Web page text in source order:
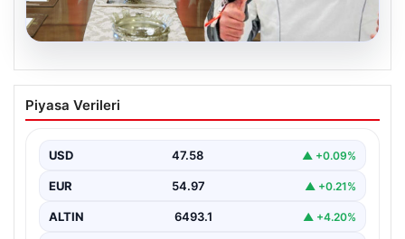
05.08.2026
Yüksek Askeri Şura (YAŞ) kararları
açıklandı, Alper Gezeravcı terfi etti
Piyasa Verileri
USD 47.58 ▲ +0.09%
EUR 54.97 ▲ +0.21%
ALTIN 6493.1 ▲ +4.20%